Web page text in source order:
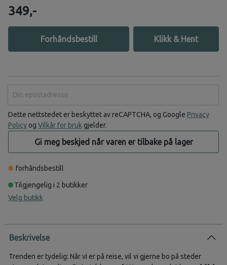
349,-
Forhåndsbestill Klikk & Hent
Dette nettstedet er beskyttet av reCAPTCHA, og Google Privacy
Policy og Vilkår for bruk gjelder.
Gi meg beskjed når varen er tilbake på lager
forhåndsbestill
Tilgjengelig i 2 butikker
Velg butikk
Beskrivelse
Trenden er tydelig: Når vi er på reise, vil vi gjerne bo på steder